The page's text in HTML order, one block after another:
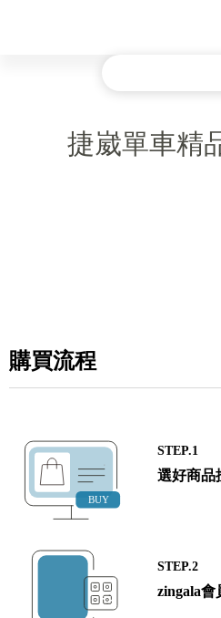
捷崴單車精
購買流程
STEP.1
選好商品
STEP.2
zingala